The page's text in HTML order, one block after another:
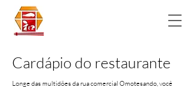
Cardápio do restaurante
​Longe das multidões da rua comercial Omotesando, você